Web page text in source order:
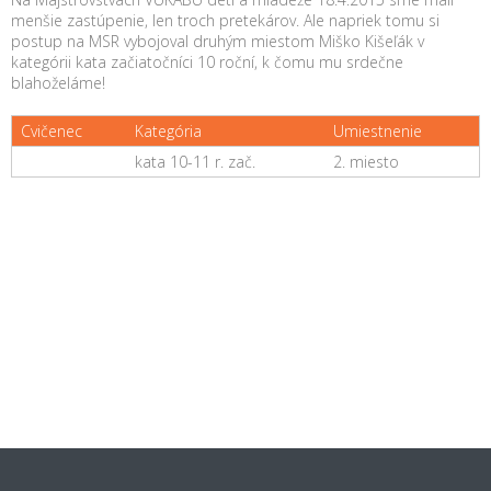
menšie zastúpenie, len troch pretekárov. Ale napriek tomu si
postup na MSR vybojoval druhým miestom Miško Kišeľák v
kategórii kata začiatočníci 10 roční, k čomu mu srdečne
blahoželáme!
Cvičenec Kategória
Umiestnenie
kata 10-11 r. zač.
2. miesto